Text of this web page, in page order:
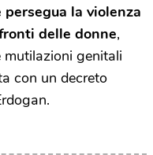
la violenza
delle donne,
mutilazioni genitali
con un decreto